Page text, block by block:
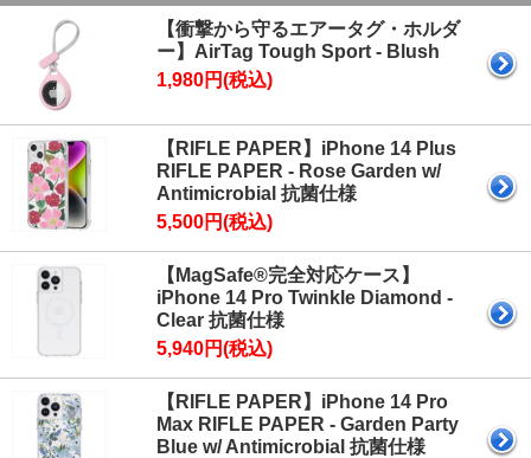
【衝撃から守るエアータグ・ホルダ
ー】AirTag Tough Sport - Blush
1,980円(税込)
【RIFLE PAPER】iPhone 14 Plus
RIFLE PAPER - Rose Garden w/
Antimicrobial 抗菌仕様
5,500円(税込)
【MagSafe®完全対応ケース】
iPhone 14 Pro Twinkle Diamond -
Clear 抗菌仕様
5,940円(税込)
【RIFLE PAPER】iPhone 14 Pro
Max RIFLE PAPER - Garden Party
Blue w/ Antimicrobial 抗菌仕様